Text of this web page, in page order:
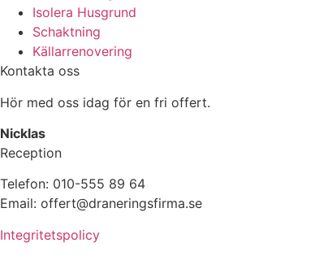
Isolera Husgrund
Schaktning
Källarrenovering
Kontakta oss
Hör med oss idag för en fri offert.
Nicklas
Reception
Telefon: 010-555 89 64
Email: offert@draneringsfirma.se
Integritetspolicy